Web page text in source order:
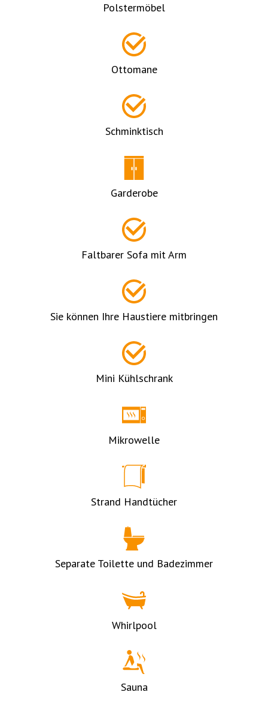
Polstermöbel
Ottomane
Schminktisch
Garderobe
Faltbarer Sofa mit Arm
Sie können Ihre Haustiere mitbringen
Mini Kühlschrank
Mikrowelle
Strand Handtücher
Separate Toilette und Badezimmer
Whirlpool
Sauna